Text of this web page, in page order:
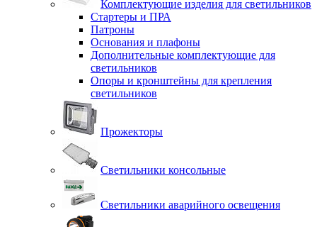
Комплектующие изделия для светильников
Стартеры и ПРА
Патроны
Основания и плафоны
Дополнительные комплектующие для
светильников
Опоры и кронштейны для крепления
светильников
Прожекторы
Светильники консольные
Светильники аварийного освещения